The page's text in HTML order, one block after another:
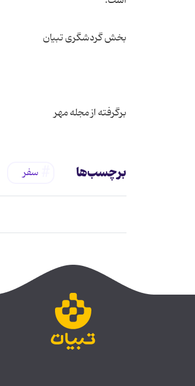
برگرفته از مجله مهر
برچسب‌ها سفر